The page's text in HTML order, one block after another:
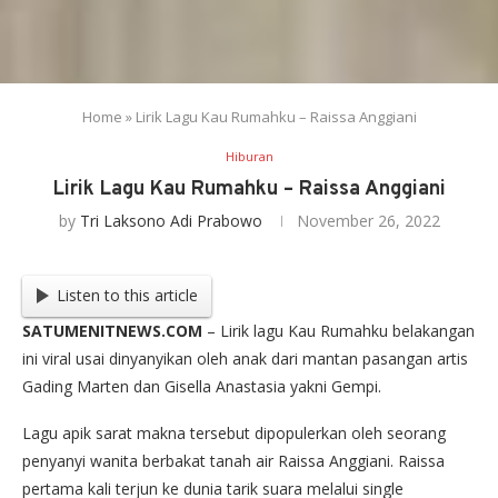
Home » Lirik Lagu Kau Rumahku – Raissa Anggiani
Hiburan
Lirik Lagu Kau Rumahku – Raissa Anggiani
by Tri Laksono Adi Prabowo November 26, 2022
Listen to this article
SATUMENITNEWS.COM – Lirik lagu Kau Rumahku belakangan
ini viral usai dinyanyikan oleh anak dari mantan pasangan artis
Gading Marten dan Gisella Anastasia yakni Gempi.
Lagu apik sarat makna tersebut dipopulerkan oleh seorang
penyanyi wanita berbakat tanah air Raissa Anggiani. Raissa
pertama kali terjun ke dunia tarik suara melalui single